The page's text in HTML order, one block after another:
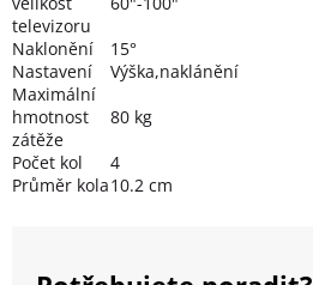
televizoru
Naklonění
15°
Nastavení
Výška,naklánění
Maximální
hmotnost
zátěže
80 kg
Počet kol
4
Průměr kola10.2 cm